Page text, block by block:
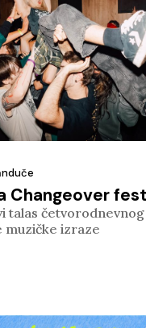
Changeover
talas
izraze